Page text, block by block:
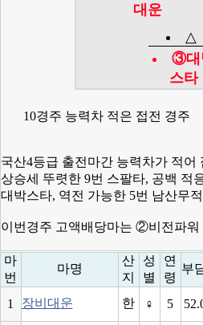
대운
△
③대
스타
10경주 능력차 적은 접전 경주
국산4등급 출전마간 능력차가 적
상승세 뚜렷한 9번 스팔타, 공백 적
대박스타, 역전 가능한 5번 남산무
이번경주 고액배당마는 ②비전파워
마
번
마명
산
지
성
별
연
령
부
1 장비대운 한 ♀ 5